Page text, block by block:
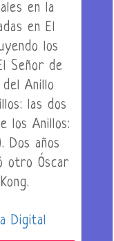
en la
en El
los
Señor de
del Anillo
las dos
los Anillos:
Dos años
otro Óscar